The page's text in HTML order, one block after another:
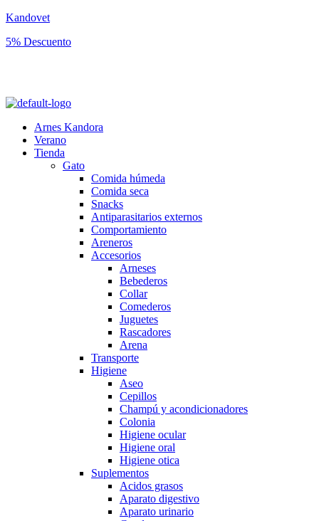
Kandovet
5% Descuento
Arnes Kandora
Verano
Tienda
Gato
Comida húmeda
Comida seca
Snacks
Antiparasitarios externos
Comportamiento
Areneros
Accesorios
Arneses
Bebederos
Collar
Comederos
Juguetes
Rascadores
Arena
Transporte
Higiene
Aseo
Cepillos
Champú y acondicionadores
Colonia
Higiene ocular
Higiene oral
Higiene otica
Suplementos
Acidos grasos
Aparato digestivo
Aparato urinario